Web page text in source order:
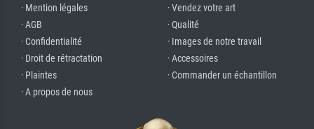
· Mention légales
· AGB
· Confidentialité
· Droit de rétractation
· Plaintes
· A propos de nous
· Vendez votre art
· Qualité
· Images de notre travail
· Accessoires
· Commander un échantillon